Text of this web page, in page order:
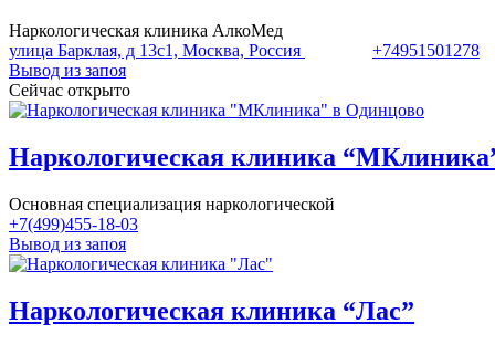
Наркологическая клиника АлкоМед
улица Барклая, д 13с1, Москва, Россия
+74951501278
Вывод из запоя
Сейчас открыто
Наркологическая клиника
Основная специализация наркологической
+7(499)455-18-03
Вывод из запоя
Наркологическая клиника “Лас”